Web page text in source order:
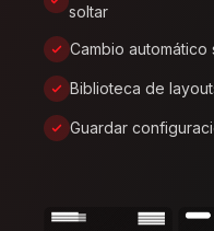
soltar
Cambio
Biblioteca de
Guardar